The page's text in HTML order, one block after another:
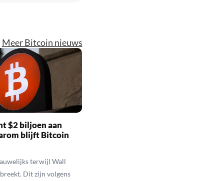
Meer Bitcoin nieuws
$2 biljoen aan
blijft Bitcoin
terwijl Wall
Dit zijn volgens